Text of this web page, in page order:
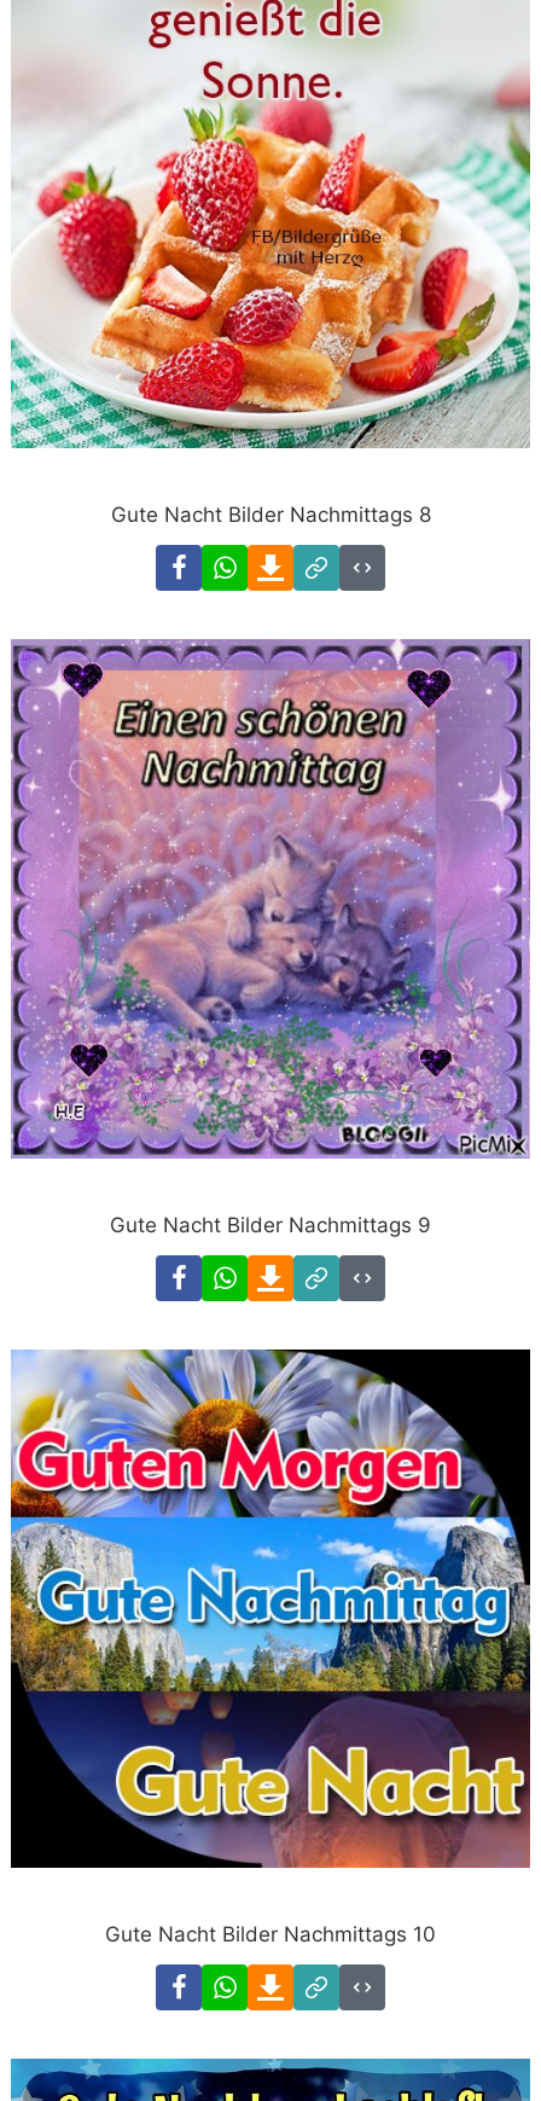
Gute Nacht Bilder Nachmittags 8
FacebookWhatsAppDownload
Link
Code
Gute Nacht Bilder Nachmittags 9
FacebookWhatsAppDownload
Link
Code
Gute Nacht Bilder Nachmittags 10
FacebookWhatsAppDownload
Link
Code